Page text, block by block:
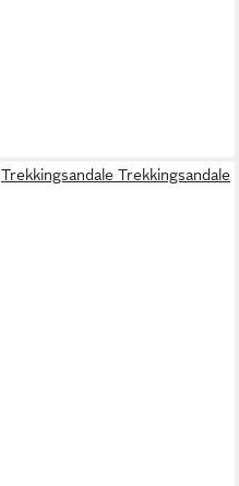
Trekkingsandale Trekkingsandale